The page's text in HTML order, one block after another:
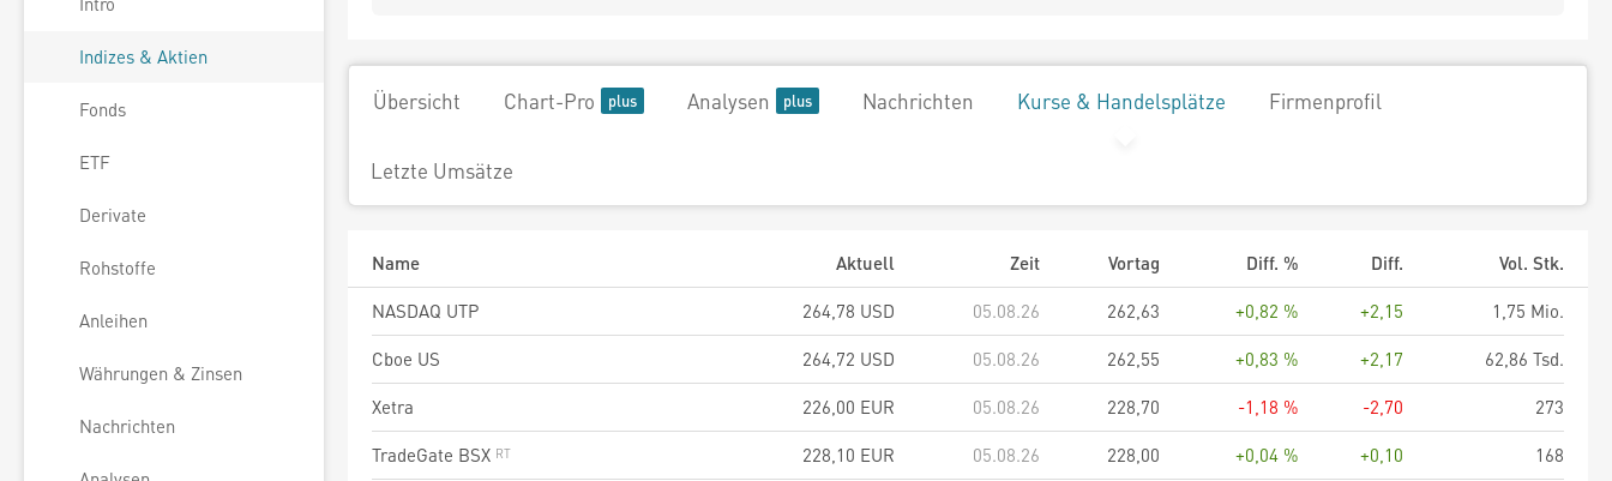
Indizes & Aktien
Fonds
ETF
Derivate
Rohstoffe
Anleihen
Währungen & Zinsen
Nachrichten
Übersicht Chart-Pro Analysen Nachrichten Kurse & Handelsplätze Firmenprofil
Letzte Umsätze
Name Aktuell Zeit Vortag Diff. % Diff.
Vol. Stk.
NASDAQ UTP
264,78 USD 05.08.26 262,63 +0,82 % +2,15
1,75 Mio.
Cboe US
264,72 USD 05.08.26 262,55 +0,83 % +2,17
62,86 Tsd.
Xetra
226,00 EUR 05.08.26 228,70 -1,18 % -2,70
273
TradeGate BSX
228,10 EUR 05.08.26 228,00 +0,04 % +0,10
168